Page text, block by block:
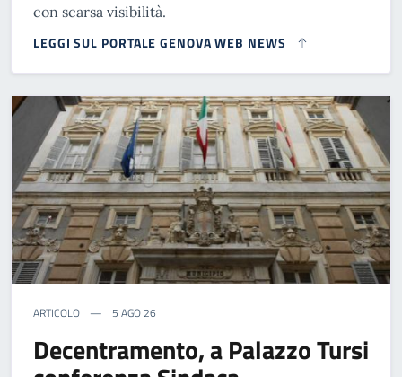
con scarsa visibilità.
LEGGI SUL PORTALE GENOVA WEB NEWS
ARTICOLO 5 AGO 26
Decentramento, a Palazzo Tursi